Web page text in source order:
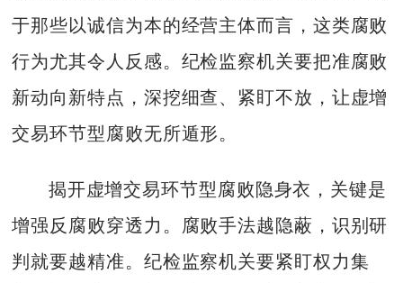
于那些以诚信为本的经营主体而言，这类腐败
行为尤其令人反感。纪检监察机关要把准腐败
新动向新特点，深挖细查、紧盯不放，让虚增
交易环节型腐败无所遁形。
揭开虚增交易环节型腐败隐身衣，关键是
增强反腐败穿透力。腐败手法越隐蔽，识别研
判就要越精准。纪检监察机关要紧盯权力集